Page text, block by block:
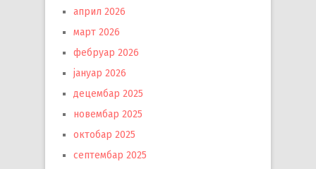
април 2026
март 2026
фебруар 2026
јануар 2026
децембар 2025
новембар 2025
октобар 2025
септембар 2025